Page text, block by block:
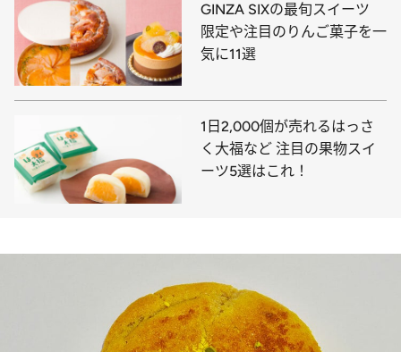
GINZA SIXの最旬スイーツ
限定や注目のりんご菓子を一
気に11選
1日2,000個が売れるはっさ
く大福など 注目の果物スイ
ーツ5選はこれ！